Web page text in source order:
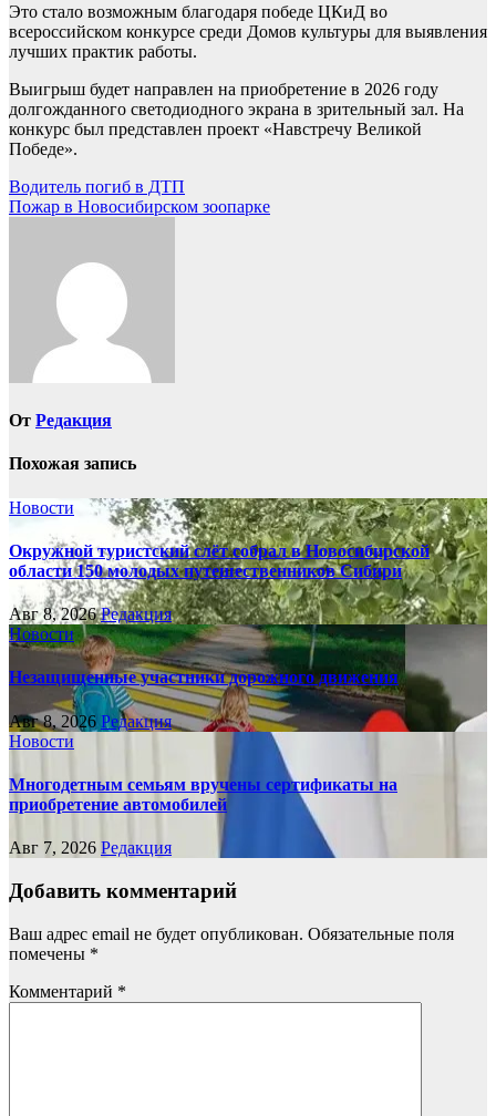
Это стало возможным благодаря победе ЦКиД во
всероссийском конкурсе среди Домов культуры для выявления
лучших практик работы.
Выигрыш будет направлен на приобретение в 2026 году
долгожданного светодиодного экрана в зрительный зал. На
конкурс был представлен проект «Навстречу Великой
Победе».
Навигация
по
Водитель погиб в ДТП
Пожар в Новосибирском зоопарке
От Редакция
Похожая запись
Новости
Окружной туристский слёт собрал в Новосибирской
области 150 молодых путешественников Сибири
Авг 8, 2026Редакция
Новости
Незащищенные участники дорожного движения
Авг 8, 2026 Редакция
Новости
Многодетным семьям вручены сертификаты на
приобретение автомобилей
Авг 7, 2026 Редакция
Добавить комментарий
Ваш адрес email не будет опубликован. Обязательные поля
помечены *
Комментарий *